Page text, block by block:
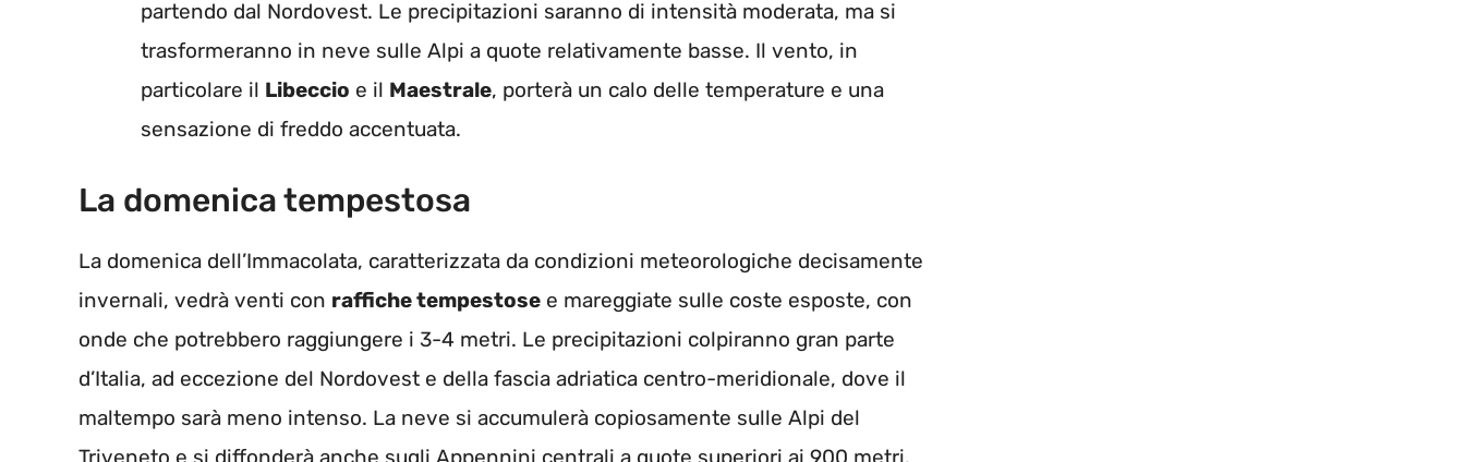
partendo dal Nordovest. Le precipitazioni saranno di intensità moderata, ma si
trasformeranno in neve sulle Alpi a quote relativamente basse. Il vento, in
particolare il Libeccio e il Maestrale, porterà un calo delle temperature e una
sensazione di freddo accentuata.
La domenica tempestosa
La domenica dell’Immacolata, caratterizzata da condizioni meteorologiche decisamente
invernali, vedrà venti con raffiche tempestose e mareggiate sulle coste esposte, con
onde che potrebbero raggiungere i 3-4 metri. Le precipitazioni colpiranno gran parte
d’Italia, ad eccezione del Nordovest e della fascia adriatica centro-meridionale, dove il
maltempo sarà meno intenso. La neve si accumulerà copiosamente sulle Alpi del
Triveneto e si diffonderà anche sugli Appennini centrali a quote superiori ai 900 metri.